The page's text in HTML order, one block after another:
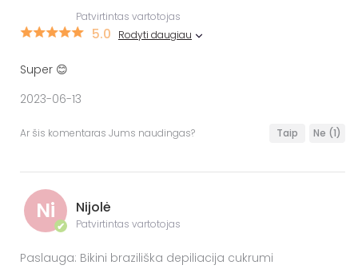
Patvirtintas vartotojas
5.0 Rodyti daugiau
Super 😊
2023-06-13
Ar šis komentaras Jums naudingas? Taip Ne (1)
Ni
✔
Nijolė
Patvirtintas vartotojas
Paslauga: Bikini braziliška depiliacija cukrumi